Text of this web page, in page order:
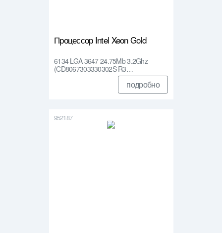
Процессор Intel Xeon Gold
6134 LGA 3647 24.75Mb 3.2Ghz
(CD8067303330302S R3…
подробно
952187